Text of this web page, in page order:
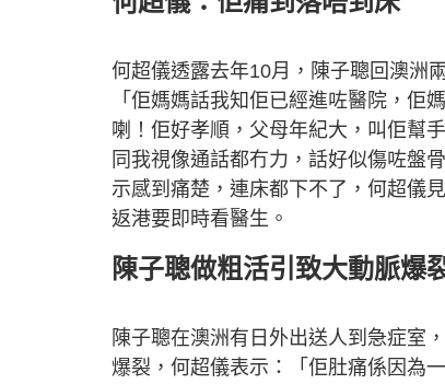
何超儀透露去年10月，陳子聰回澳洲
「佢媽媽話我知佢已經進咗醫院，佢
喇！佢好孝順，父母年紀大，叫佢幫
同我視像通話都冇力，話好似傷咗盤
示感到痛楚，連床都下不了，何超儀
返港要即時看醫生。
陳子聰做粗活引致大動脈爆
陳子聰在澳洲有日外出送人到急症室
爆裂，何超儀表示：「佢肚痛係因為